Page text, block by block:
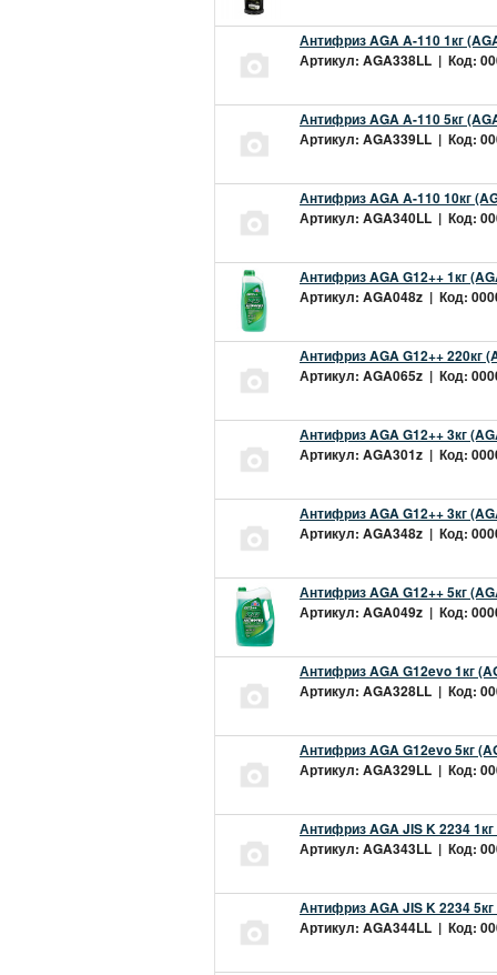
Антифриз AGA A-110 1кг
Артикул: AGA338LL | Код:
Антифриз AGA A-110 5кг
Артикул: AGA339LL | Код:
Антифриз AGA A-110 10кг
Артикул: AGA340LL | Код:
Антифриз AGA G12++ 1кг
Артикул: AGA048z | Код:
Антифриз AGA G12++ 220кг
Артикул: AGA065z | Код:
Антифриз AGA G12++ 3кг
Артикул: AGA301z | Код:
Антифриз AGA G12++ 3кг
Артикул: AGA348z | Код:
Антифриз AGA G12++ 5кг
Артикул: AGA049z | Код:
Антифриз AGA G12evo 1кг
Артикул: AGA328LL | Код:
Антифриз AGA G12evo 5кг
Артикул: AGA329LL | Код:
Антифриз AGA JIS K 2234
Артикул: AGA343LL | Код:
Антифриз AGA JIS K 2234
Артикул: AGA344LL | Код: